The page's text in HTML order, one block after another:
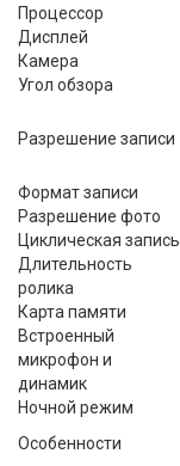
Процессор
Дисплей
Камера
Угол обзора
Разрешение записи
Формат записи
Разрешение фото
Циклическая запись
Длительность
ролика
Карта памяти
Встроенный
микрофон и
динамик
Ночной режим
Особенности